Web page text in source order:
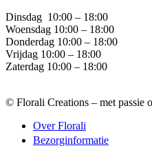
Dinsdag 10:00 – 18:00
Woensdag 10:00 – 18:00
Donderdag 10:00 – 18:00
Vrijdag 10:00 – 18:00
Zaterdag 10:00 – 18:00
© Florali Creations – met passie
Over Florali
Bezorginformatie